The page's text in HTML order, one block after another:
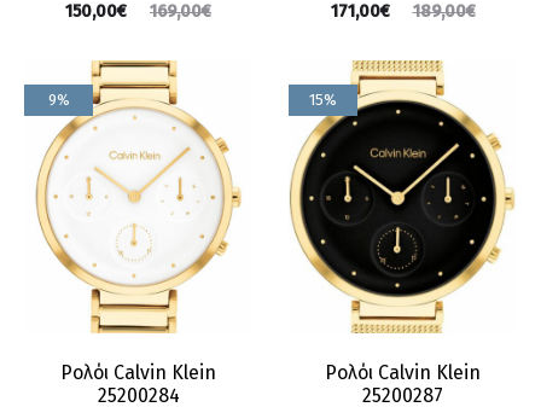
169,00€
150,00€ 189,00€
171,00€
9%
Ρολόι Calvin Klein
25200284
15%
Ρολόι Calvin Klein
25200287